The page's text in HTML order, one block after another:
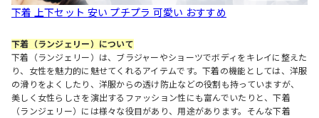
下着 上下セット 安い プチプラ 可愛い おすすめ
下着（ランジェリー）について
下着（ランジェリー）は、ブラジャーやショーツでボディをキレイに整えた
り、女性を魅力的に魅せてくれるアイテムです。下着の機能としては、洋服
の滑りをよくしたり、洋服からの透け防止などの役割も持っていますが、
美しく女性らしさを演出するファッション性にも富んでいたりと、下着
（ランジェリー）には様々な役目があり、用途があります。そんな下着